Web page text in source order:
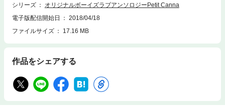
リバリー『WOLF PACK』 「誓うのは群れの契りだ」花嫁のいない婚儀
やがて永遠に――。Cover Illust.りゆま加奈
シリーズ
オリジナルボーイズラブアンソロジーPetit Canna
電子版配信開始日
2018/04/18
ファイルサイズ
17.16 MB
作品をシェアする